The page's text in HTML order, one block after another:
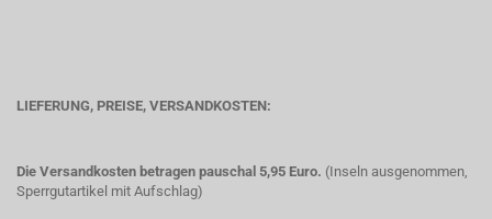
LIEFERUNG, PREISE, VERSANDKOSTEN:
Die Versandkosten betragen pauschal 5,95 Euro. (Inseln ausgenommen,
Sperrgutartikel mit Aufschlag)